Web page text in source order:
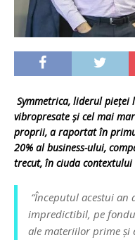
Symmetrica, liderul pieţei
vibropresate şi cel mai
proprii, a raportat în
20% al business-ului,
trecut, în ciuda
“Începutul acestui
impredictibil, pe
ale materiilor prime și